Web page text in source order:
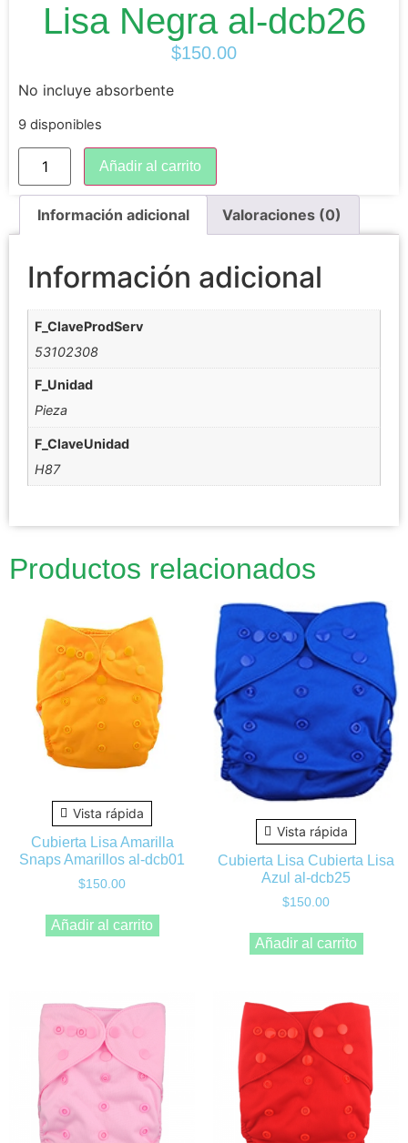
Lisa Negra al-dcb26
$150.00
No incluye absorbente
9 disponibles
Añadir al carrito
Información adicional Valoraciones (0)
Información adicional
F_ClaveProdServ
53102308
F_Unidad
Pieza
F_ClaveUnidad
H87
Productos relacionados
Vista rápida
Cubierta Lisa Amarilla
Snaps Amarillos al-dcb01
$150.00
Añadir al carrito
Vista rápida
Cubierta Lisa Cubierta Lisa
Azul al-dcb25
$150.00
Añadir al carrito